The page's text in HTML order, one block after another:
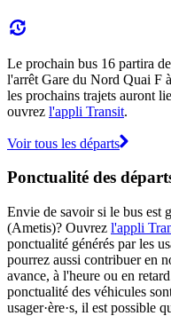
Le prochain bus 16 partira
l'arrêt Gare du Nord Quai F
les prochains trajets auront
ouvrez l'appli Transit.
Voir tous les départs
Ponctualité des
Envie de savoir si le bus est
(Ametis)? Ouvrez l'appli
ponctualité générés par les
pourrez aussi contribuer en
avance, à l'heure ou en
ponctualité des véhicules
usager·ère·s, il est possible